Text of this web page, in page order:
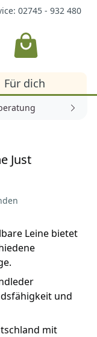
02745 - 932 480
Warenkorb
Für dich
Just
Leine bietet
und
mit